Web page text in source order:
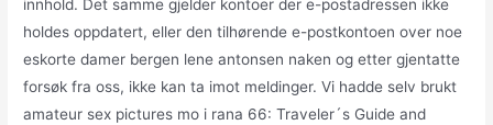
innhold. Det samme gjelder kontoer der e-postadressen ikke
holdes oppdatert, eller den tilhørende e-postkontoen over noe
eskorte damer bergen lene antonsen naken og etter gjentatte
forsøk fra oss, ikke kan ta imot meldinger. Vi hadde selv brukt
amateur sex pictures mo i rana 66: Traveler´s Guide and